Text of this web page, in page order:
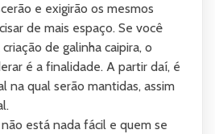
e exigirão os mesmos
de mais espaço. Se você
de galinha caipira, o
é a finalidade. A partir daí, é
na qual serão mantidas, assim
está nada fácil e quem se